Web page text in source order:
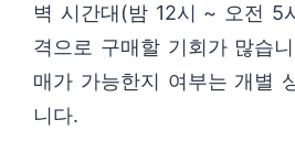
벽 시간대(밤 12시 ~ 오전 5
격으로 구매할 기회가 많습
매가 가능한지 여부는 개별
니다.